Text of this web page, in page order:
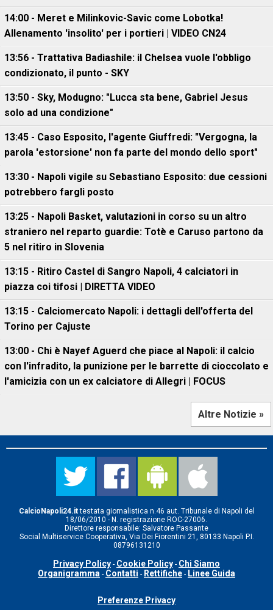
14:00 - Meret e Milinkovic-Savic come Lobotka!
Allenamento 'insolito' per i portieri | VIDEO CN24
13:56 - Trattativa Badiashile: il Chelsea vuole l'obbligo
condizionato, il punto - SKY
13:50 - Sky, Modugno: "Lucca sta bene, Gabriel Jesus
solo ad una condizione"
13:45 - Caso Esposito, l'agente Giuffredi: "Vergogna, la
parola 'estorsione' non fa parte del mondo dello sport"
13:30 - Napoli vigile su Sebastiano Esposito: due cessioni
potrebbero fargli posto
13:25 - Napoli Basket, valutazioni in corso su un altro
straniero nel reparto guardie: Totè e Caruso partono da
5 nel ritiro in Slovenia
13:15 - Ritiro Castel di Sangro Napoli, 4 calciatori in
piazza coi tifosi | DIRETTA VIDEO
13:15 - Calciomercato Napoli: i dettagli dell'offerta del
Torino per Cajuste
13:00 - Chi è Nayef Aguerd che piace al Napoli: il calcio
con l'infradito, la punizione per le barrette di cioccolato e
l'amicizia con un ex calciatore di Allegri | FOCUS
Altre Notizie »
CalcioNapoli24.ittestata giornalistica n.46 aut. Tribunale di Napoli del
18/06/2010 - N. registrazione ROC-27006.
Direttore responsabile: Salvatore Passante
Social Multiservice Cooperativa, Via Dei Fiorentini 21, 80133 Napoli P.I.
08796131210
Privacy Policy - Cookie Policy - Chi Siamo
Organigramma - Contatti - Rettifiche - Linee Guida
Preferenze Privacy